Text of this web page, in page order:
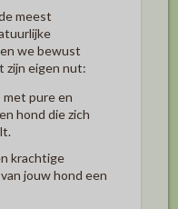
meest
we bewust
zijn eigen nut:
pure en
hond die zich
krachtige
jouw hond een